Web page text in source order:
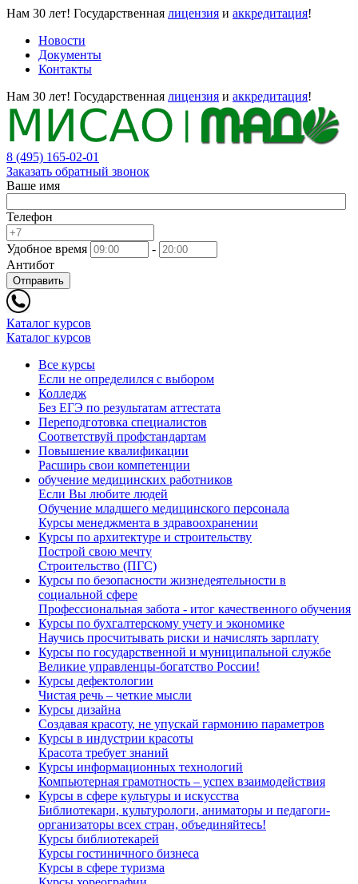
Нам 30 лет! Государственная лицензия и аккредитация!
Новости
Документы
Контакты
Нам 30 лет! Государственная лицензия и аккредитация!
8 (495) 165-02-01
Заказать обратный звонок
Ваше имя
Телефон
Удобное время
-
Антибот
Отправить
Каталог курсов
Каталог курсов
Все курсы
Если не определился с выбором
Колледж
Без ЕГЭ по результатам аттестата
Переподготовка специалистов
Соответствуй профстандартам
Повышение квалификации
Расширь свои компетенции
обучение медицинских работников
Если Вы любите людей
Обучение младшего медицинского персонала
Курсы менеджмента в здравоохранении
Курсы по архитектуре и строительству
Построй свою мечту
Строительство (ПГС)
Курсы по безопасности жизнедеятельности в
социальной сфере
Профессиональная забота - итог качественного обучения
Курсы по бухгалтерскому учету и экономике
Научись просчитывать риски и начислять зарплату
Курсы по государственной и муниципальной службе
Великие управленцы-богатство России!
Курсы дефектологии
Чистая речь – четкие мысли
Курсы дизайна
Создавая красоту, не упускай гармонию параметров
Курсы в индустрии красоты
Красота требует знаний
Курсы информационных технологий
Компьютерная грамотность – успех взаимодействия
Курсы в сфере культуры и искусства
Библиотекари, культурологи, аниматоры и педагоги-
организаторы всех стран, объединяйтесь!
Курсы библиотекарей
Курсы гостиничного бизнеса
Курсы в сфере туризма